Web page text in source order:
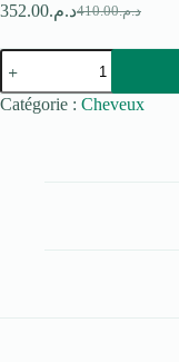
د.م.410.00
Le
était :
د.م.410.00.
د.م.352.00
Le
د.م.352.00.
quantité
de
ACM
NOVOPHANE
Catégorie : Cheveux